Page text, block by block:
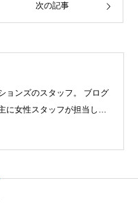
次の記事
ョンズのスタッフ。 ブログ
に女性スタッフが担当して